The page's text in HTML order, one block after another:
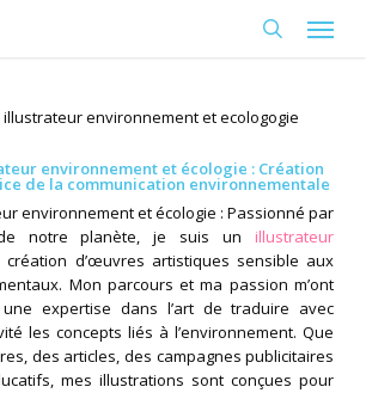
Menu
environnement et ecologogie
environnement et écologie : Création
de la communication environnementale
environnement et écologie : Passionné par
notre planète, je suis un illustrateur
création d’œuvres artistiques sensible aux
Mon parcours et ma passion m’ont
une expertise dans l’art de traduire avec
les concepts liés à l’environnement. Que
des articles, des campagnes publicitaires
mes illustrations sont conçues pour